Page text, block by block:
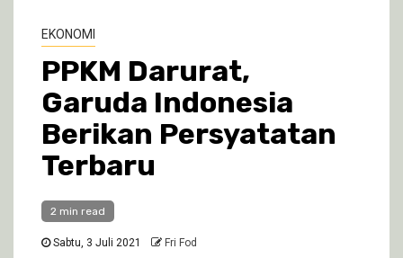
EKONOMI
PPKM Darurat,
Garuda Indonesia
Berikan Persyatatan
Terbaru
2 min read
Sabtu, 3 Juli 2021 Fri Fod